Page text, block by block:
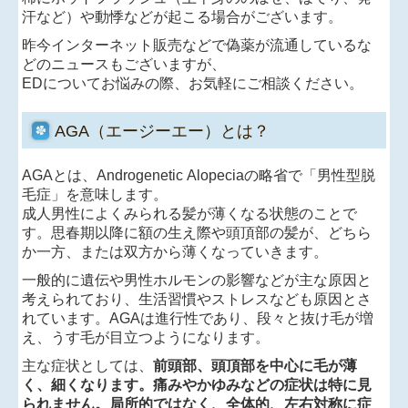
汗など）や動悸などが起こる場合がございます。
昨今インターネット販売などで偽薬が流通しているな
どのニュースもございますが、
EDについてお悩みの際、お気軽にご相談ください。
AGA（エージーエー）とは？
AGAとは、Androgenetic Alopeciaの略省で「男性型脱
毛症」を意味します。
成人男性によくみられる髪が薄くなる状態のことで
す。思春期以降に額の生え際や頭頂部の髪が、どちら
か一方、または双方から薄くなっていきます。
一般的に遺伝や男性ホルモンの影響などが主な原因と
考えられており、生活習慣やストレスなども原因とさ
れています。AGAは進行性であり、段々と抜け毛が増
え、うす毛が目立つようになります。
主な症状としては、前頭部、頭頂部を中心に毛が薄
く、細くなります。痛みやかゆみなどの症状は特に見
られません。局所的ではなく、全体的、左右対称に症